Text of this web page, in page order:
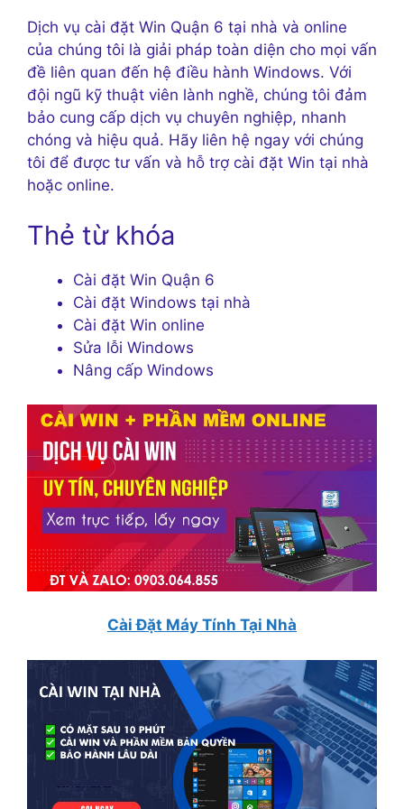
Dịch vụ cài đặt Win Quận 6 tại nhà và online
của chúng tôi là giải pháp toàn diện cho mọi vấn
đề liên quan đến hệ điều hành Windows. Với
đội ngũ kỹ thuật viên lành nghề, chúng tôi đảm
bảo cung cấp dịch vụ chuyên nghiệp, nhanh
chóng và hiệu quả. Hãy liên hệ ngay với chúng
tôi để được tư vấn và hỗ trợ cài đặt Win tại nhà
hoặc online.
Thẻ từ khóa
Cài đặt Win Quận 6
Cài đặt Windows tại nhà
Cài đặt Win online
Sửa lỗi Windows
Nâng cấp Windows
Cài Đặt Máy Tính Tại Nhà